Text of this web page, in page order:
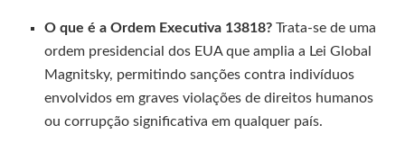
O que é a Ordem Executiva 13818? Trata-se de uma
ordem presidencial dos EUA que amplia a Lei Global
Magnitsky, permitindo sanções contra indivíduos
envolvidos em graves violações de direitos humanos
ou corrupção significativa em qualquer país.